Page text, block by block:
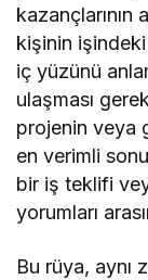
kazançlarının
kişinin
iç yüzünü
ulaşması
projenin veya
en verimli
bir iş teklifi
yorumları
Bu rüya, aynı